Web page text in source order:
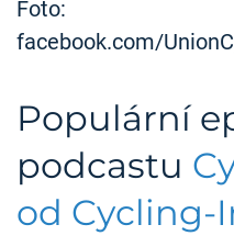
Foto:
facebook.com/
Populární
podcastu
od Cycling-